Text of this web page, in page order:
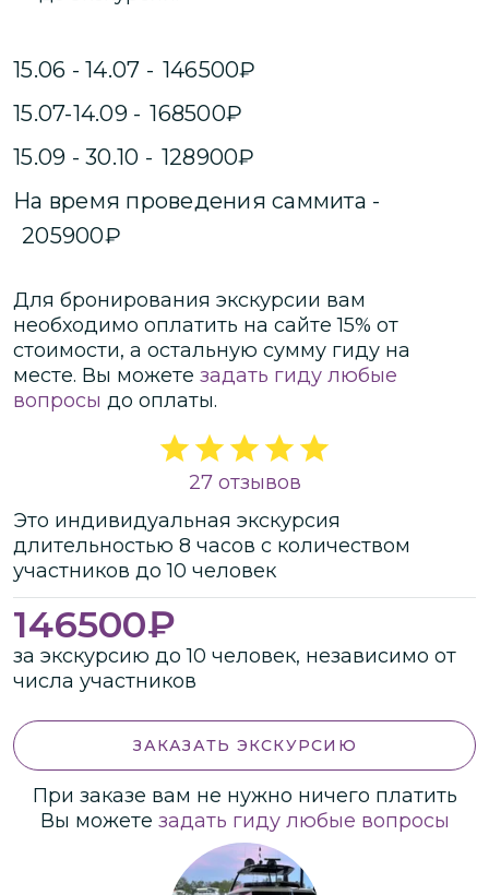
15.06 - 14.07 - 146500₽
15.07-14.09- 168500₽
15.09 - 30.10 - 128900₽
На время проведения саммита -
205900₽
Для бронирования экскурсии вам
необходимо оплатить на сайте15% от
стоимости, а остальную сумму гиду на
месте. Вы можете задать гиду любые
вопросы до оплаты.
27 отзывов
Это индивидуальная экскурсия
длительностью 8 часов с количеством
участников до 10 человек
146500₽
за экскурсию до 10 человек, независимо от
числа участников
ЗАКАЗАТЬ ЭКСКУРСИЮ
При заказе вам не нужно ничего платить
Вы можете задать гиду любые вопросы